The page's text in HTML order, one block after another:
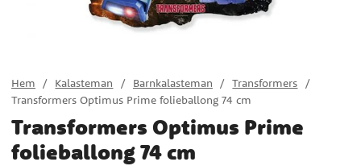
Hem Kalasteman Barnkalasteman
Transformers
Transformers Optimus Prime folieballong 74 cm
Transformers Optimus Prime
folieballong 74 cm